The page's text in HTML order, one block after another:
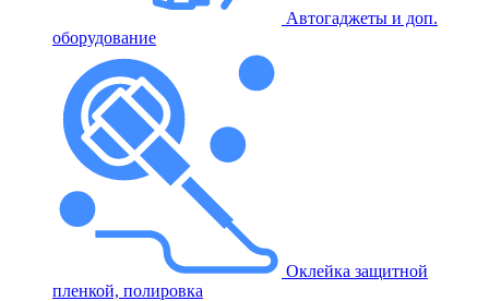
Автогаджеты и доп.
оборудование
Оклейка защитной
пленкой, полировка